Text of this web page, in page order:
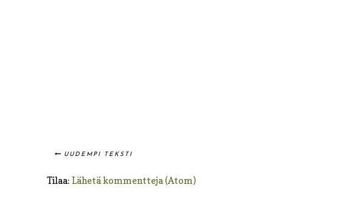
UUDEMPI TEKSTI
Tilaa: Lähetä kommentteja (Atom)